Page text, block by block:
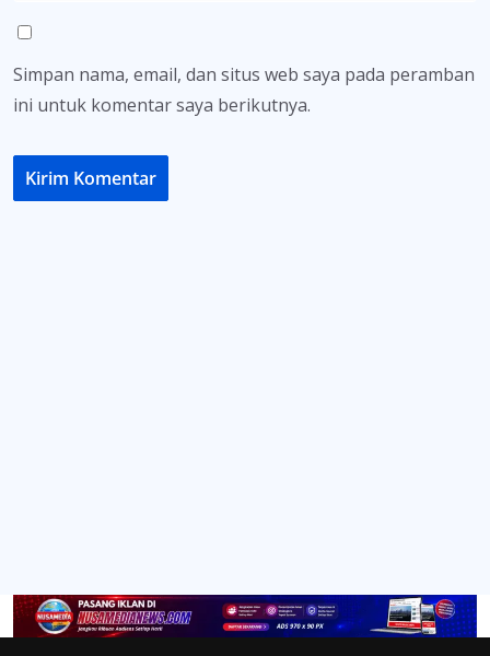
Simpan nama, email, dan situs web saya pada peramban
ini untuk komentar saya berikutnya.